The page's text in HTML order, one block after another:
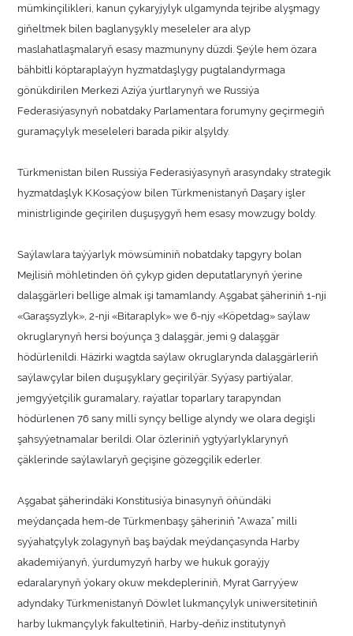
mümkinçilikleri, kanun çykaryjylyk ulgamynda tejribe alyşmagy
giňeltmek bilen baglanyşykly meseleler ara alyp
maslahatlaşmalaryň esasy mazmunyny düzdi. Şeýle hem özara
bähbitli köptaraplaýyn hyzmatdaşlygy pugtalandyrmaga
gönükdirilen Merkezi Aziýa ýurtlarynyň we Russiýa
Federasiýasynyň nobatdaky Parlamentara forumyny geçirmegiň
guramaçylyk meseleleri barada pikir alşyldy.
Türkmenistan bilen Russiýa Federasiýasynyň arasyndaky strategik
hyzmatdaşlyk K.Kosaçýow bilen Türkmenistanyň Daşary işler
ministrliginde geçirilen duşuşygyň hem esasy mowzugy boldy.
Saýlawlara taýýarlyk möwsüminiň nobatdaky tapgyry bolan
Mejlisiň möhletinden öň çykyp giden deputatlarynyň ýerine
dalaşgärleri bellige almak işi tamamlandy. Aşgabat şäheriniň 1-nji
«Garaşsyzlyk», 2-nji «Bitaraplyk» we 6-njy «Köpetdag» saýlaw
okruglarynyň hersi boýunça 3 dalaşgär, jemi 9 dalaşgär
hödürlenildi. Häzirki wagtda saýlaw okruglarynda dalaşgärleriň
saýlawçylar bilen duşuşyklary geçirilýär. Syýasy partiýalar,
jemgyýetçilik guramalary, raýatlar toparlary tarapyndan
hödürlenen 76 sany milli synçy bellige alyndy we olara degişli
şahsyýetnamalar berildi. Olar özleriniň ygtyýarlyklarynyň
çäklerinde saýlawlaryň geçişine gözegçilik ederler.
Aşgabat şäherindäki Konstitusiýa binasynyň öňündäki
meýdançada hem-de Türkmenbaşy şäheriniň “Awaza” milli
syýahatçylyk zolagynyň baş baýdak meýdançasynda Harby
akademiýanyň, ýurdumyzyň harby we hukuk goraýjy
edaralarynyň ýokary okuw mekdepleriniň, Myrat Garryýew
adyndaky Türkmenistanyň Döwlet lukmançylyk uniwersitetiniň
harby lukmançylyk fakultetiniň, Harby-deňiz institutynyň